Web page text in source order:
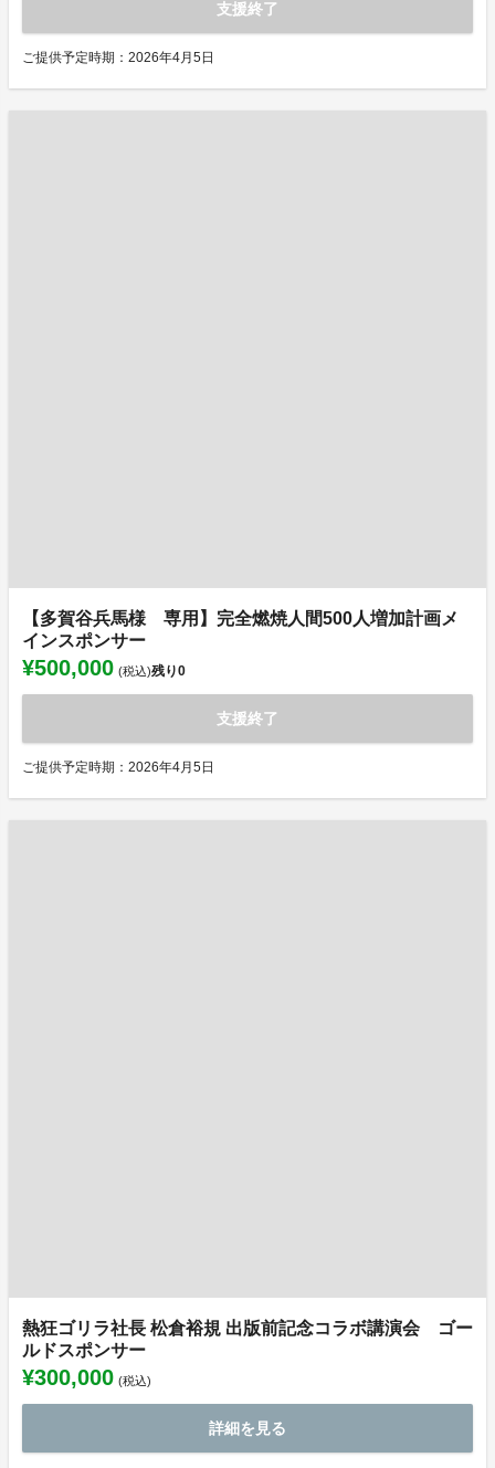
支援終了
ご提供予定時期：2026年4月5日
【多賀谷兵馬様 専用】完全燃焼人間500人増加計画メ
インスポンサー
¥500,000 (税込)残り0
支援終了
ご提供予定時期：2026年4月5日
熱狂ゴリラ社長 松倉裕規 出版前記念コラボ講演会 ゴー
ルドスポンサー
¥300,000 (税込)
詳細を見る